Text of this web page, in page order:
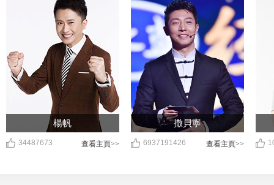
楊帆
34487673 查看主頁>>
撒貝寧
6937191426 查看主頁>>